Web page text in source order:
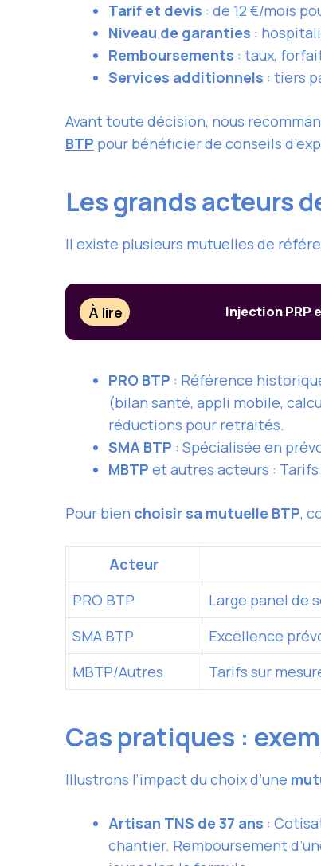
Tarif et devis : de 12 €/mois
Niveau de garanties :
Remboursements : taux,
Services additionnels : tiers
Avant toute décision, nous
BTP pour bénéficier de conseils
Les grands acteurs
Il existe plusieurs mutuelles de
À lire Injection PRP
PRO BTP : Référence
(bilan santé, appli mobile,
réductions pour retraités.
SMA BTP : Spécialisée en
MBTP et autres acteurs :
Pour bien choisir sa mutuelle BTP,
Acteur
PRO BTP
Large panel de
SMA BTP
Excellence
MBTP/Autres
Tarifs sur
Cas pratiques :
Illustrons l’impact du choix d’une
Artisan TNS de 37 ans :
chantier. Remboursement